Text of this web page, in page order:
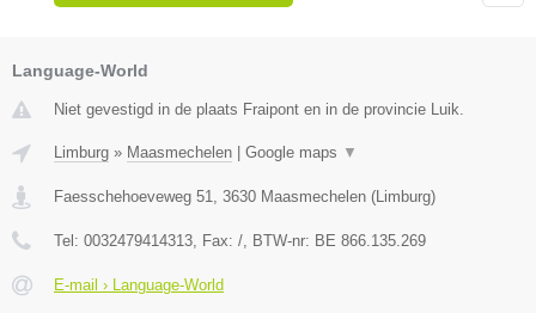
Language-World
Niet gevestigd in de plaats Fraipont en in de provincie Luik.
Limburg » Maasmechelen | Google maps ▼
Faesschehoeveweg 51 3630 Maasmechelen (Limburg)
Tel: 0032479414313 , Fax: / , BTW-nr: BE 866.135.269
E-mail › Language-World